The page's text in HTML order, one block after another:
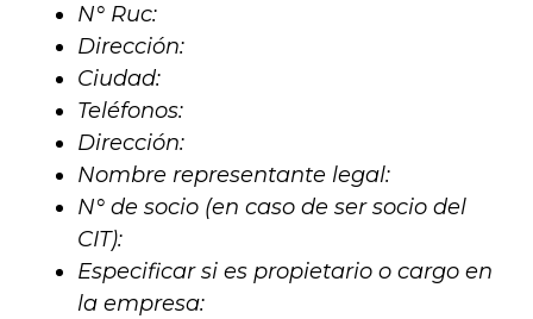
N° Ruc:
Dirección:
Ciudad:
Teléfonos:
Dirección:
Nombre representante legal:
N° de socio (en caso de ser socio del
CIT):
Especificar si es propietario o cargo en
la empresa: